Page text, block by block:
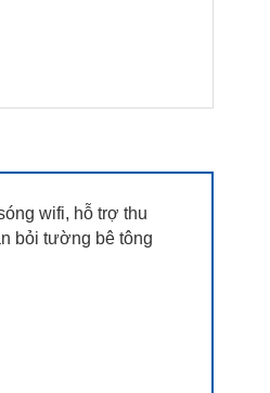
wifi, hỗ trợ thu
bỏi tường bê tông